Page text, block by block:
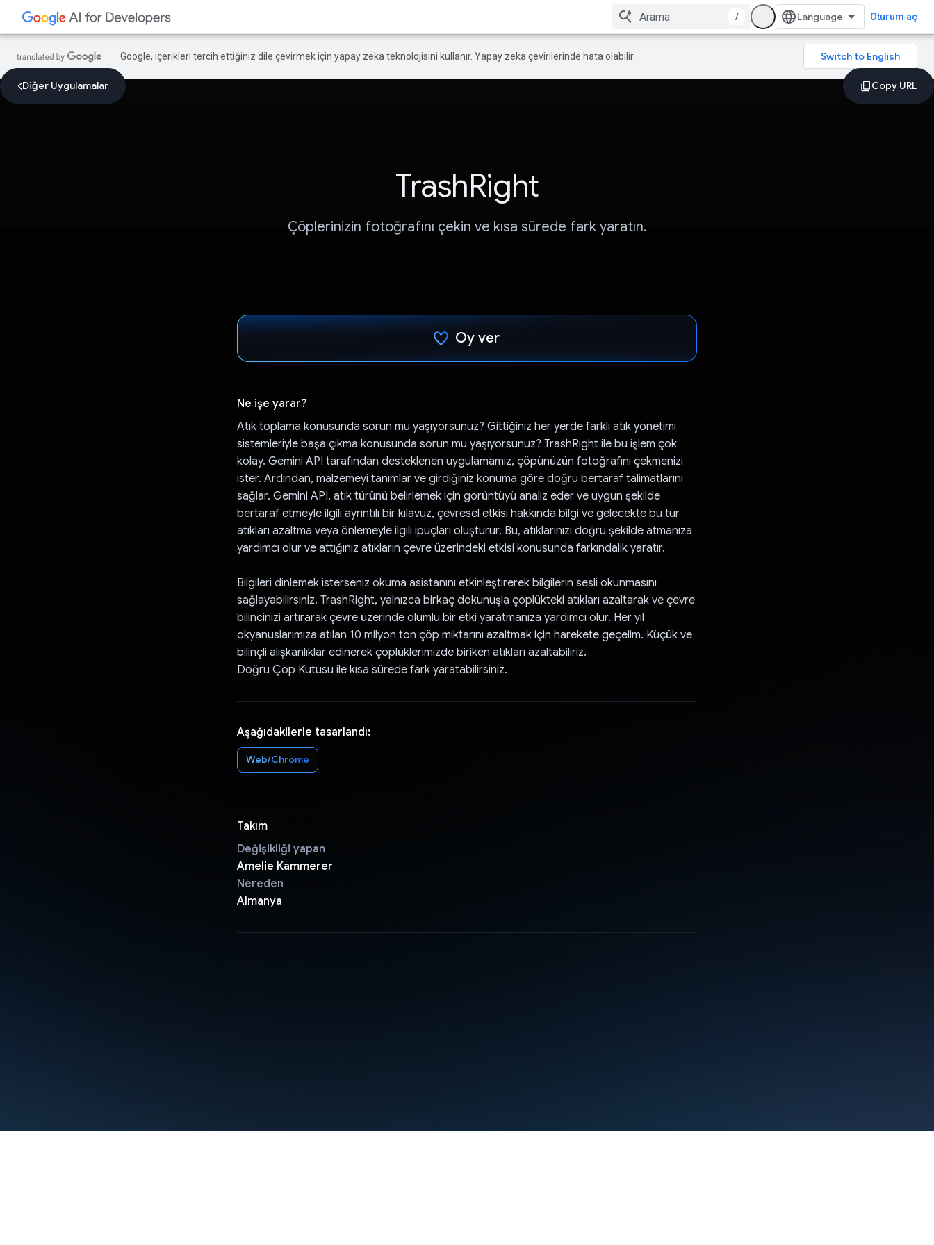
/ Oturum aç
Google, içerikleri tercih ettiğiniz dile çevirmek için yapay zeka teknolojisini kullanır. Yapay zeka çevirilerinde hata olabilir.
Diğer Uygulamalar
TrashRight
Çöplerinizin fotoğrafını çekin ve kısa sürede fark yaratın.
Oy ver
Ne işe yarar?
Atık toplama konusunda sorun mu yaşıyorsunuz? Gittiğiniz her yerde farklı atık yönetimi
sistemleriyle başa çıkma konusunda sorun mu yaşıyorsunuz? TrashRight ile bu işlem çok
kolay. Gemini API tarafından desteklenen uygulamamız, çöpünüzün fotoğrafını çekmenizi
ister. Ardından, malzemeyi tanımlar ve girdiğiniz konuma göre doğru bertaraf talimatlarını
sağlar. Gemini API, atık türünü belirlemek için görüntüyü analiz eder ve uygun şekilde
bertaraf etmeyle ilgili ayrıntılı bir kılavuz, çevresel etkisi hakkında bilgi ve gelecekte bu tür
atıkları azaltma veya önlemeyle ilgili ipuçları oluşturur. Bu, atıklarınızı doğru şekilde atmanıza
yardımcı olur ve attığınız atıkların çevre üzerindeki etkisi konusunda farkındalık yaratır.
Bilgileri dinlemek isterseniz okuma asistanını etkinleştirerek bilgilerin sesli okunmasını
sağlayabilirsiniz. TrashRight, yalnızca birkaç dokunuşla çöplükteki atıkları azaltarak ve çevre
bilincinizi artırarak çevre üzerinde olumlu bir etki yaratmanıza yardımcı olur. Her yıl
okyanuslarımıza atılan 10 milyon ton çöp miktarını azaltmak için harekete geçelim. Küçük ve
bilinçli alışkanlıklar edinerek çöplüklerimizde biriken atıkları azaltabiliriz.
Doğru Çöp Kutusu ile kısa sürede fark yaratabilirsiniz.
Aşağıdakilerle tasarlandı:
Web/Chrome
Takım
Değişikliği yapan
Amelie Kammerer
Nereden
Almanya